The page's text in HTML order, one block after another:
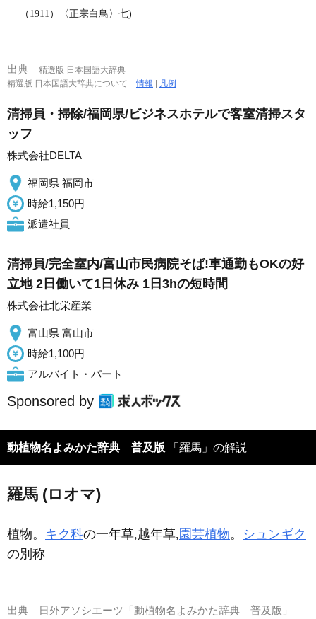
（1911）〈正宗白鳥〉七)
出典
精選版 日本国語大辞典
精選版 日本国語大辞典について情報 | 凡例
清掃員・掃除/福岡県/ビジネスホテルで客室清掃スタ
ッフ
株式会社DELTA
福岡県 福岡市
時給1,150円
派遣社員
清掃員/完全室内/富山市民病院そば!車通勤もOKの好
立地 2日働いて1日休み 1日3hの短時間
株式会社北栄産業
富山県 富山市
時給1,100円
アルバイト・パート
Sponsored by
動植物名よみかた辞典 普及版 「羅馬」の解説
羅馬 (ロオマ)
植物。 キク科の一年草,越年草, 園芸植物。 シュンギク
の別称
出典
日外アソシエーツ「動植物名よみかた辞典 普及版」